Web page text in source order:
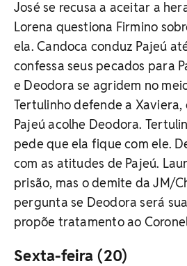
José se recusa a aceitar a
Lorena questiona Firmino
ela. Candoca conduz Pajeú
confessa seus pecados para
e Deodora se agridem no
Tertulinho defende a Xaviera,
Pajeú acolhe Deodora.
pede que ela fique com ele.
com as atitudes de Pajeú.
prisão, mas o demite da JM/
pergunta se Deodora será
propõe tratamento ao
Sexta-feira (20)